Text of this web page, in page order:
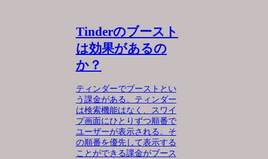
Tinderのブースト
は効果があるの
か？
ティンダーでブーストとい
う課金がある。ティンダー
は検索機能はなく、スワイ
プ画面にひとりずつ順番で
ユーザーが表示される。そ
の順番を優先して表示する
ことができる課金がブース